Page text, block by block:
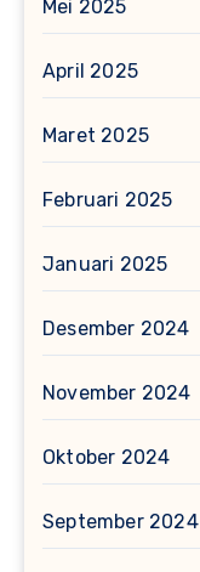
Mei 2025
April 2025
Maret 2025
Februari 2025
Januari 2025
Desember 2024
November 2024
Oktober 2024
September 2024